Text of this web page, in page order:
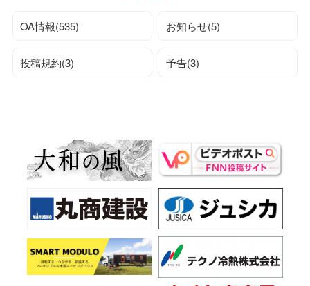
OA情報(535) お知らせ(5)
投稿規約(3) 予告(3)